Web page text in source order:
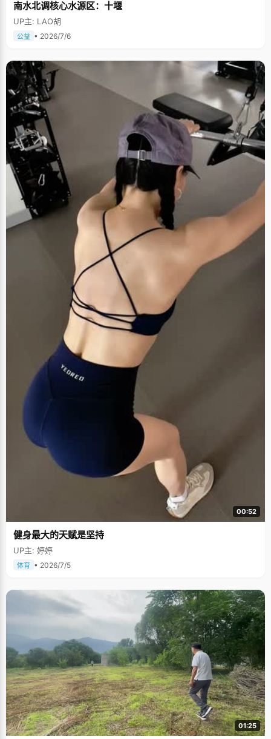
南水北调核心水源区：十堰
UP主: LAO胡
公益 • 2026/7/6
00:52
健身最大的天赋是坚持
UP主: 婷婷
体育 • 2026/7/5
01:25